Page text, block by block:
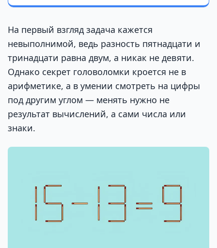
На первый взгляд задача кажется
невыполнимой, ведь разность пятнадцати и
тринадцати равна двум, а никак не девяти.
Однако секрет головоломки кроется не в
арифметике, а в умении смотреть на цифры
под другим углом — менять нужно не
результат вычислений, а сами числа или
знаки.